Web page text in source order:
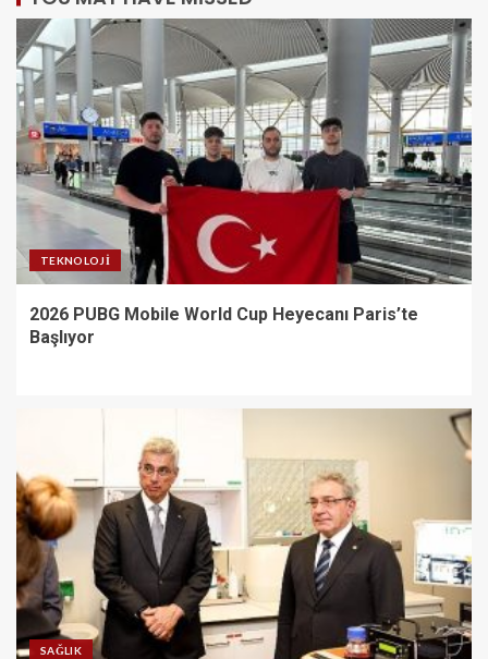
TEKNOLOJI
2026 PUBG Mobile World Cup Heyecanı Paris’te
Başlıyor
SAĞLIK